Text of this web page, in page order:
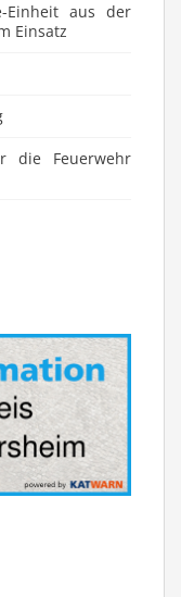
Einheit aus der
Einsatz
die Feuerwehr